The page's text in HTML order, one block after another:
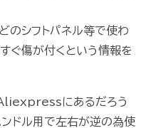
シフトパネル等で使わ
ぐ傷が付くという情報を
Aliexpressにあるだろう
ドル用で左右が逆の為使